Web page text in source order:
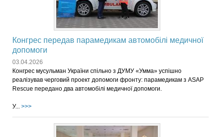
Конгрес передав парамедикам автомобілі медичної
допомоги
03.04.2026
Конгрес мусульман України спільно з ДУМУ «Умма» успішно
реалізував черговий проект допомоги фронту: парамедикам з ASAP
Rescue передано два автомобілі медичної допомоги.
У... >>>